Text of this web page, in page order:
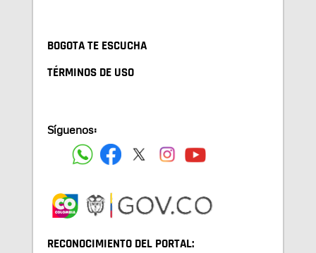
BOGOTA TE ESCUCHA
TÉRMINOS DE USO
Síguenos:
RECONOCIMIENTO DEL PORTAL: